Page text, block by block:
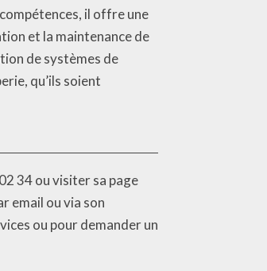
il offre une
et la maintenance de
de systèmes de
qu’ils soient
34 ou visiter sa page
email ou via son
ou pour demander un